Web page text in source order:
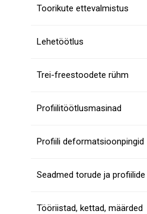
Toorikute ettevalmistus
Lehetöötlus
Trei-freestoodete rühm
Profiilitöötlusmasinad
Profiili deformatsioonpingid
Seadmed torude ja
Tööriistad, kettad, määrded